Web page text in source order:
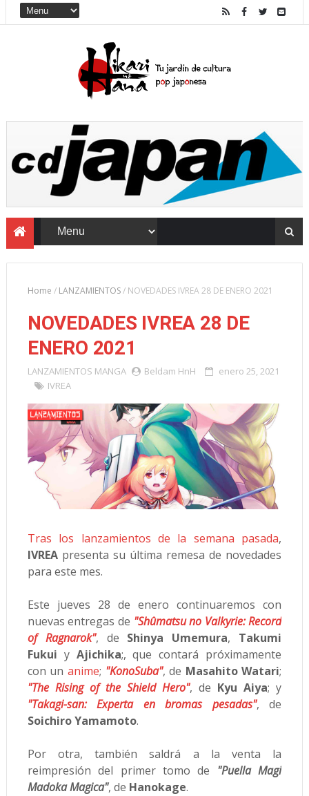
Home / LANZAMIENTOS/ NOVEDADES IVREA 28 DE ENERO 2021
NOVEDADES IVREA 28 DE
ENERO 2021
LANZAMIENTOS MANGA Beldam HnH
enero 25, 2021
IVREA
Tras los lanzamientos de la semana pasada,
IVREApresenta su última remesa de novedades
para este mes.
Este jueves 28 de enero continuaremos con
nuevas entregas de "Shûmatsu no Valkyrie: Record
of Ragnarok", de Shinya Umemura, Takumi
Fukui y Ajichika;, que contará próximamente
con un anime; "KonoSuba", de Masahito Watari;
"The Rising of the Shield Hero", de Kyu Aiya; y
"Takagi-san: Experta en bromas pesadas", de
Soichiro Yamamoto.
Por otra, también saldrá a la venta la
reimpresión del primer tomo de "Puella Magi
Madoka Magica", de Hanokage.